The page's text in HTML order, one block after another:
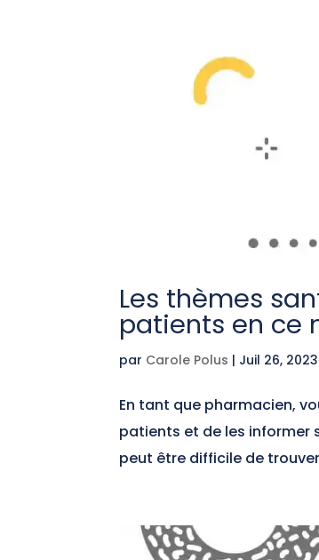
Les thèmes
patients en ce
par Carole Polus | Juil 26, 2023
En tant que pharmacien,
patients et de les informer
peut être difficile de